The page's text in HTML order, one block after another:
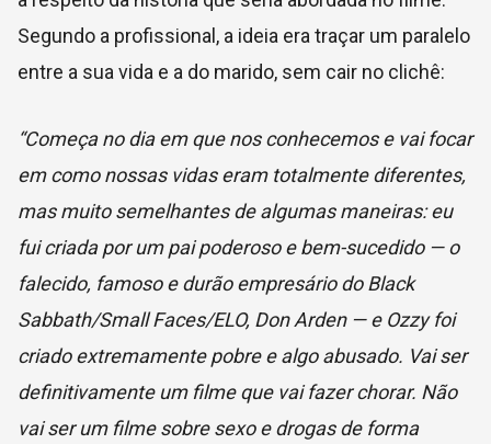
Segundo a profissional, a ideia era traçar um paralelo
entre a sua vida e a do marido, sem cair no clichê:
“Começa no dia em que nos conhecemos e vai focar
em como nossas vidas eram totalmente diferentes,
mas muito semelhantes de algumas maneiras: eu
fui criada por um pai poderoso e bem-sucedido — o
falecido, famoso e durão empresário do Black
Sabbath/Small Faces/ELO, Don Arden — e Ozzy foi
criado extremamente pobre e algo abusado. Vai ser
definitivamente um filme que vai fazer chorar. Não
vai ser um filme sobre sexo e drogas de forma